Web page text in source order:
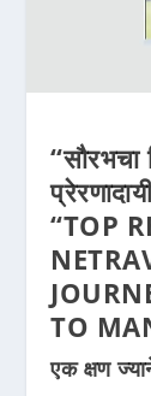
“सौरभचा
“TOP
TO
एक क्षण